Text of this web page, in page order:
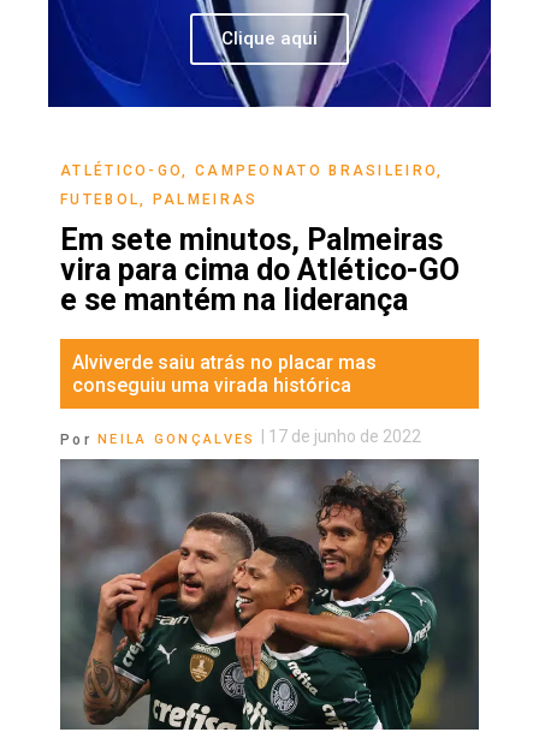
Clique aqui
ATLÉTICO-GO CAMPEONATO BRASILEIRO
FUTEBOL
PALMEIRAS
Em sete minutos, Palmeiras
vira para cima do Atlético-GO
e se mantém na liderança
Alviverde saiu atrás no placar mas
conseguiu uma virada histórica
Por NEILA GONÇALVES 17 de junho de 2022